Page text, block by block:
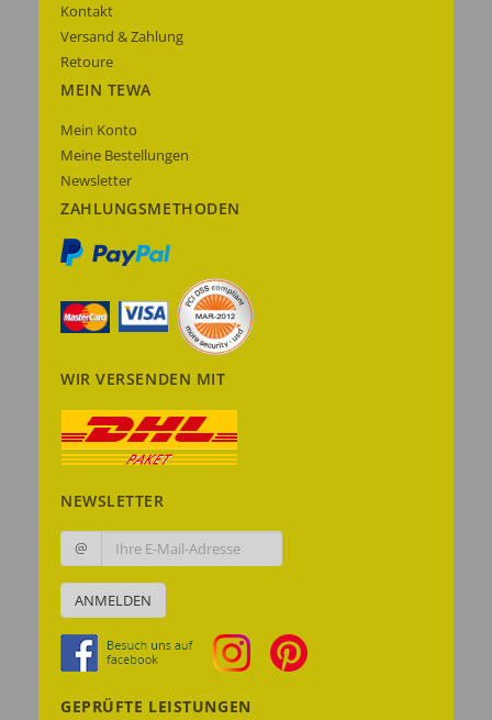
Kontakt
Versand & Zahlung
Retoure
MEIN TEWA
Mein Konto
Meine Bestellungen
Newsletter
ZAHLUNGSMETHODEN
WIR VERSENDEN MIT
NEWSLETTER
@
ANMELDEN
GEPRÜFTE LEISTUNGEN